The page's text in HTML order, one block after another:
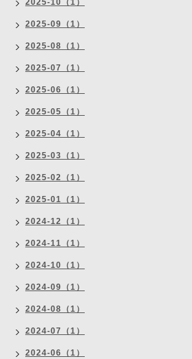
2025-10（1）
2025-09（1）
2025-08（1）
2025-07（1）
2025-06（1）
2025-05（1）
2025-04（1）
2025-03（1）
2025-02（1）
2025-01（1）
2024-12（1）
2024-11（1）
2024-10（1）
2024-09（1）
2024-08（1）
2024-07（1）
2024-06（1）